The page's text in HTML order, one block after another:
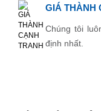
GIÁ THÀNH
Chúng tôi
định nhất.